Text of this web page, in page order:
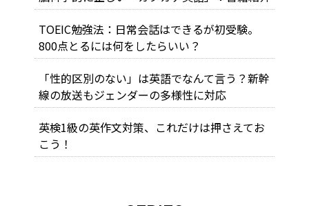
TOEIC勉強法：日常会話はできるが初受験。
800点とるには何をしたらいい？
「性的区別のない」は英語でなんて言う？新幹
線の放送もジェンダーの多様性に対応
英検1級の英作文対策、これだけは押さえてお
こう！